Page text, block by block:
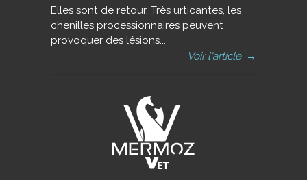
Elles sont de retour. Très urticantes, les
chenilles processionnaires peuvent
provoquer des lésions...
Voir l'article →